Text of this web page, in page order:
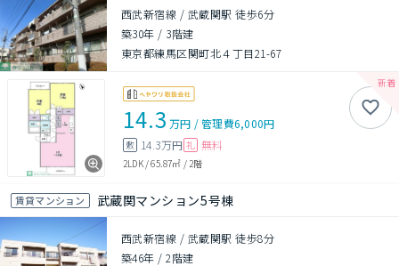
西武新宿線 / 武蔵関駅 徒歩6分
築30年 / 3階建
東京都練馬区関町北４丁目21-67
14.3 万円 /管理費6,000円
敷 14.3万円 礼 無料
2LDK/65.87㎡ /2階
賃貸マンション 武蔵関マンション5号棟
西武新宿線 / 武蔵関駅 徒歩8分
築46年 /2階建